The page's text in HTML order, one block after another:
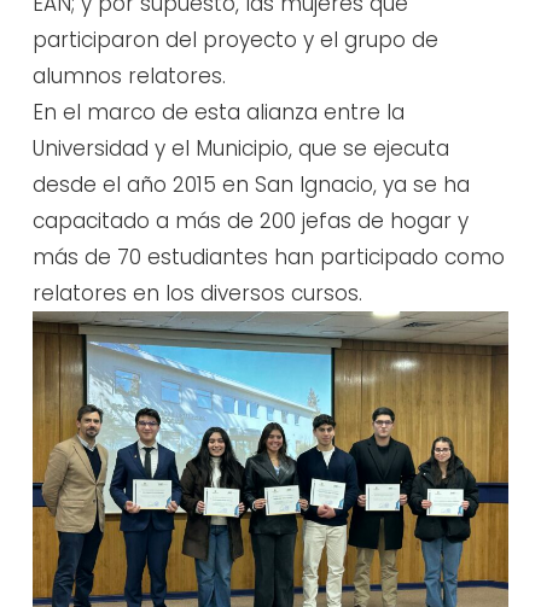
participaron del proyecto y el grupo de
alumnos relatores.
En el marco de esta alianza entre la
Universidad y el Municipio, que se ejecuta
desde el año 2015 en San Ignacio, ya se ha
capacitado a más de 200 jefas de hogar y
más de 70 estudiantes han participado como
relatores en los diversos cursos.